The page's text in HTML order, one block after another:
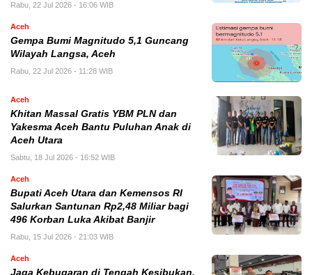
Rabu, 22 Jul 2026 - 16:06 WIB
Aceh
Gempa Bumi Magnitudo 5,1 Guncang
Wilayah Langsa, Aceh
Rabu, 22 Jul 2026 - 11:28 WIB
Aceh
Khitan Massal Gratis YBM PLN dan
Yakesma Aceh Bantu Puluhan Anak di
Aceh Utara
Sabtu, 18 Jul 2026 - 16:52 WIB
Aceh
Bupati Aceh Utara dan Kemensos RI
Salurkan Santunan Rp2,48 Miliar bagi
496 Korban Luka Akibat Banjir
Rabu, 15 Jul 2026 - 21:03 WIB
Aceh
Jaga Kebugaran di Tengah Kesibukan,